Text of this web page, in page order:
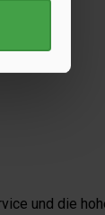
und die